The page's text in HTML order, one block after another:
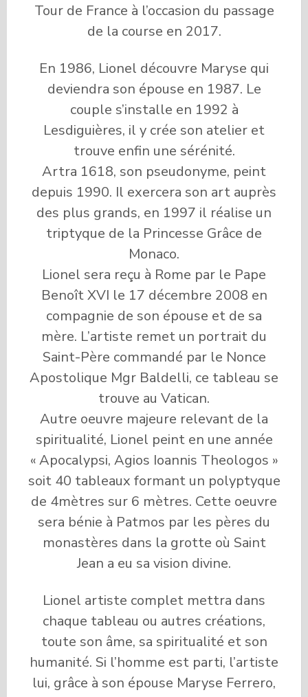
Tour de France à l’occasion du passage
de la course en 2017.
En 1986, Lionel découvre Maryse qui
deviendra son épouse en 1987. Le
couple s’installe en 1992 à
Lesdiguières, il y crée son atelier et
trouve enfin une sérénité.
Artra 1618, son pseudonyme, peint
depuis 1990. Il exercera son art auprès
des plus grands, en 1997 il réalise un
triptyque de la Princesse Grâce de
Monaco.
Lionel sera reçu à Rome par le Pape
Benoît XVI le 17 décembre 2008 en
compagnie de son épouse et de sa
mère. L’artiste remet un portrait du
Saint-Père commandé par le Nonce
Apostolique Mgr Baldelli, ce tableau se
trouve au Vatican.
Autre oeuvre majeure relevant de la
spiritualité, Lionel peint en une année
« Apocalypsi, Agios Ioannis Theologos »
soit 40 tableaux formant un polyptyque
de 4mètres sur 6 mètres. Cette oeuvre
sera bénie à Patmos par les pères du
monastères dans la grotte où Saint
Jean a eu sa vision divine.
Lionel artiste complet mettra dans
chaque tableau ou autres créations,
toute son âme, sa spiritualité et son
humanité. Si l’homme est parti, l’artiste
lui, grâce à son épouse Maryse Ferrero,